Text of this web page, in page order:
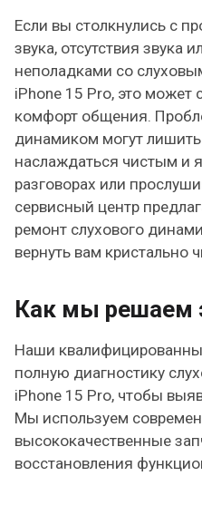
Если вы столкнулись с
звука, отсутствия звука
неполадками со
iPhone 15 Pro, это может
комфорт общения.
динамиком могут
наслаждаться чистым и
разговорах или
сервисный центр
ремонт слухового
вернуть вам кристально
Как мы решаем
Наши
полную диагностику
iPhone 15 Pro, чтобы
Мы используем
высококачественные
восстановления